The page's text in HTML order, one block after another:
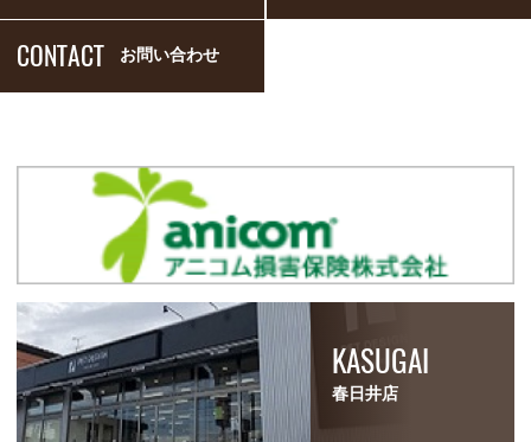
CONTACT お問い合わせ
KASUGAI
春日井店